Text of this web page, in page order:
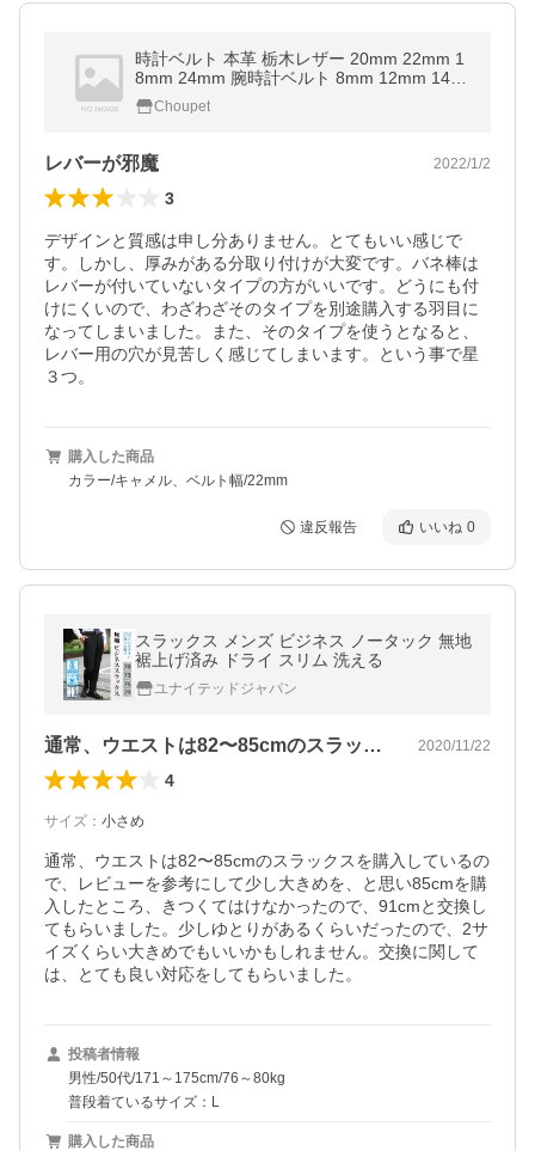
時計ベルト 本革 栃木レザー 20mm 22mm 1
8mm 24mm 腕時計ベルト 8mm 12mm 14m
m21mm 17mm 9mm 替えベルト 交換 レデ
ィース 女性 メンズ 男性 おしゃれ ピン
Choupet
レバーが邪魔 2022/1/2
3
デザインと質感は申し分ありません。とてもいい感じで
す。しかし、厚みがある分取り付けが大変です。バネ棒は
レバーが付いていないタイプの方がいいです。どうにも付
けにくいので、わざわざそのタイプを別途購入する羽目に
なってしまいました。また、そのタイプを使うとなると、
レバー用の穴が見苦しく感じてしまいます。という事で星
３つ。
購入した商品
カラー/キャメル、ベルト幅/22mm
違反報告 いいね 0
スラックス メンズ ビジネス ノータック 無地
裾上げ済み ドライ スリム 洗える
ユナイテッドジャパン
通常、ウエストは82〜85cmのスラッ… 2020/11/22
4
サイズ ： 小さめ
通常、ウエストは82〜85cmのスラックスを購入しているの
で、レビューを参考にして少し大きめを、と思い85cmを購
入したところ、きつくてはけなかったので、91cmと交換し
てもらいました。少しゆとりがあるくらいだったので、2サ
イズくらい大きめでもいいかもしれません。交換に関して
は、とても良い対応をしてもらいました。
投稿者情報
男性/50代/171～175cm/76～80kg
普段着ているサイズ：L
購入した商品